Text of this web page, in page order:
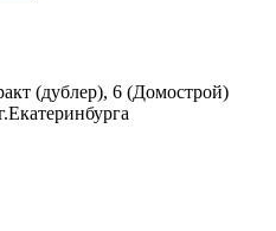
(дублер), 6 (Домострой)